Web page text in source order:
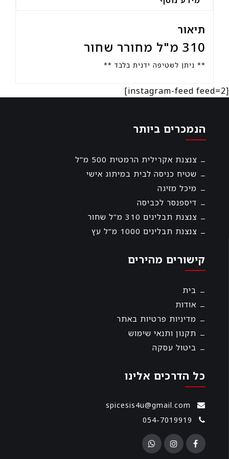
תיאור
310 מ"ל מחורר שחור
** ניתן לשטיפה ידנית בלבד **
[instagram-feed feed=2]
הנמכרים ביותר
צנצנת אקרילית הרמטית 500 מ"ל
שטיח כניסה לבית במיתוג אישי
מיכל מזיגה
דיספנסר לכביסה
צנצנת תבלינים 310 מ"ל שחור
צנצנת תבלינים 1000 מ"ל עץ
קישורים מהירים
בית
אודות
מדיניות פרטיות באתר
תקנון ותנאי שימוש
ביטול עסקה
כל הדרכים אלינו
spicesis4u@gmail.com
054-7019919